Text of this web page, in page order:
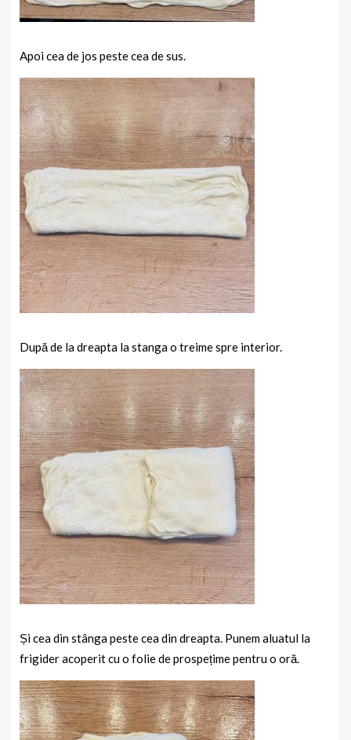
Apoi cea de jos peste cea de sus.
După de la dreapta la stanga o treime spre interior.
Și cea din stânga peste cea din dreapta. Punem aluatul la
frigider acoperit cu o folie de prospețime pentru o oră.